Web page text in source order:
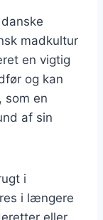
madkultur
en vigtig
og kan
som en
af sin
i
i længere
eller